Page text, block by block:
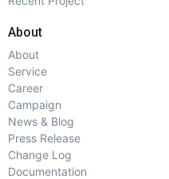
About
About
Service
Career
Campaign
News & Blog
Press Release
Change Log
Documentation